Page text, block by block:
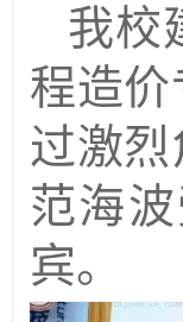
我校
程造
过激
范海
宾。